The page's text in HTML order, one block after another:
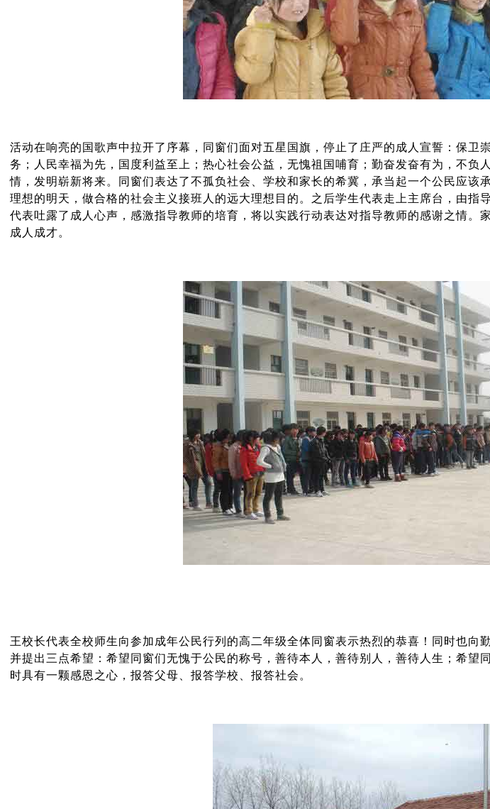
活动在响亮的国歌声中拉开了序幕，同窗们面对五星国旗，停止了庄严的成人宣誓：保卫
务；人民幸福为先，国度利益至上；热心社会公益，无愧祖国哺育；勤奋发奋有为，不负
情，发明崭新将来。同窗们表达了不孤负社会、学校和家长的希冀，承当起一个公民应该
理想的明天，做合格的社会主义接班人的远大理想目的。之后学生代表走上主席台，由指
代表吐露了成人心声，感激指导教师的培育，将以实践行动表达对指导教师的感谢之情。
成人成才。
王校长代表全校师生向参加成年公民行列的高二年级全体同窗表示热烈的恭喜！同时也向
并提出三点希望：希望同窗们无愧于公民的称号，善待本人，善待别人，善待人生；希望
时具有一颗感恩之心，报答父母、报答学校、报答社会。